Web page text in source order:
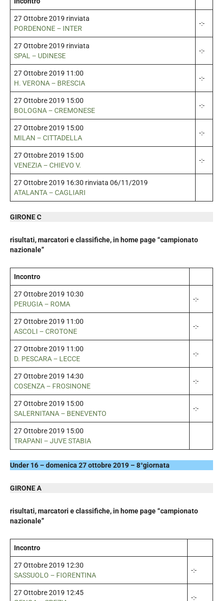
27 Ottobre 2019 rinviata
PORDENONE – INTER
-:-
27 Ottobre 2019 rinviata
SPAL – UDINESE
-:-
27 Ottobre 2019 11:00
H. VERONA – BRESCIA
-:-
27 Ottobre 2019 15:00
BOLOGNA – CREMONESE
-:-
27 Ottobre 2019 15:00
MILAN – CITTADELLA
-:-
27 Ottobre 2019 15:00
VENEZIA – CHIEVO V.
-:-
27 Ottobre 2019 16:30 rinviata 06/11/2019
ATALANTA – CAGLIARI
GIRONE C
risultati, marcatori e classifiche, in home page “campionato
nazionale”
Incontro
27 Ottobre 2019 10:30
PERUGIA – ROMA
-:-
27 Ottobre 2019 11:00
ASCOLI – CROTONE
-:-
27 Ottobre 2019 11:00
D. PESCARA – LECCE
-:-
27 Ottobre 2019 14:30
COSENZA – FROSINONE
-:-
27 Ottobre 2019 15:00
SALERNITANA – BENEVENTO
-:-
27 Ottobre 2019 15:00
TRAPANI – JUVE STABIA
Under 16 – domenica 27 ottobre 2019 – 8°giornata
GIRONE A
risultati, marcatori e classifiche, in home page “campionato
nazionale”
Incontro
27 Ottobre 2019 12:30
SASSUOLO – FIORENTINA
-:-
27 Ottobre 2019 12:45
-:-